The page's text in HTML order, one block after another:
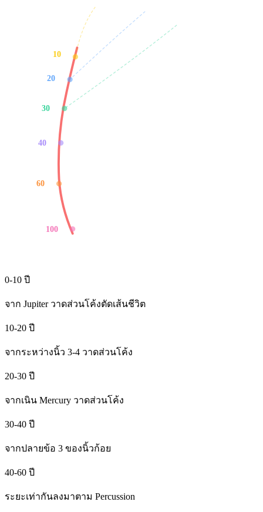
10
20
30
40
60
100
0-10 ปี
จาก Jupiter วาดส่วนโค้งตัดเส้นชีวิต
10-20 ปี
จากระหว่างนิ้ว 3-4 วาดส่วนโค้ง
20-30 ปี
จากเนิน Mercury วาดส่วนโค้ง
30-40 ปี
จากปลายข้อ 3 ของนิ้วก้อย
40-60 ปี
ระยะเท่ากันลงมาตาม Percussion